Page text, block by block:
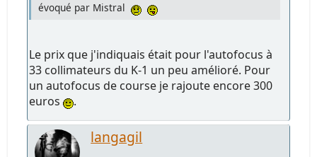
évoqué par Mistral
Le prix que j'indiquais était pour l'autofocus à
33 collimateurs du K-1 un peu amélioré. Pour
un autofocus de course je rajoute encore 300
euros
.
langagil